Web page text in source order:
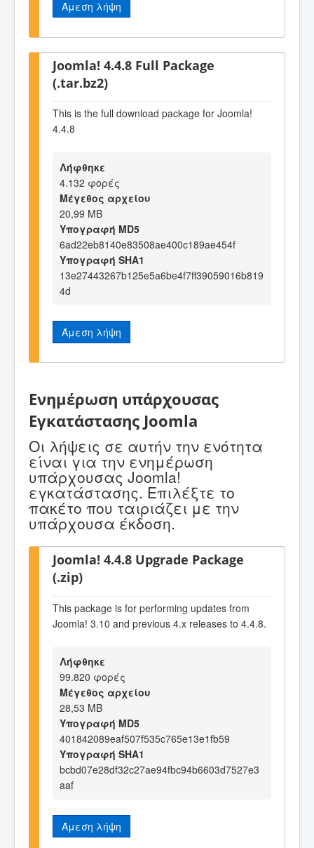
Άμεση λήψη
Joomla! 4.4.8 Full Package
(.tar.bz2)
This is the full download package for Joomla!
4.4.8
Λήφθηκε
4.132 φορές
Μέγεθος αρχείου
20,99 MB
Υπογραφή MD5
6ad22eb8140e83508ae400c189ae454f
Υπογραφή SHA1
13e27443267b125e5a6be4f7ff39059016b819
4d
Άμεση λήψη
Ενημέρωση υπάρχουσας
Εγκατάστασης Joomla
Οι λήψεις σε αυτήν την ενότητα
είναι για την ενημέρωση
υπάρχουσας Joomla!
εγκατάστασης. Επιλέξτε το
πακέτο που ταιριάζει με την
υπάρχουσα έκδοση.
Joomla! 4.4.8 Upgrade Package
(.zip)
This package is for performing updates from
Joomla! 3.10 and previous 4.x releases to 4.4.8.
Λήφθηκε
99.820 φορές
Μέγεθος αρχείου
28,53 MB
Υπογραφή MD5
401842089eaf507f535c765e13e1fb59
Υπογραφή SHA1
bcbd07e28df32c27ae94fbc94b6603d7527e3
aaf
Άμεση λήψη